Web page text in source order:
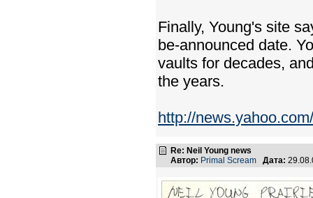
Finally, Young's site
be-announced date.
vaults for decades,
the years.
http://
Re: Neil Young news
Автор: Primal Scream Дата: